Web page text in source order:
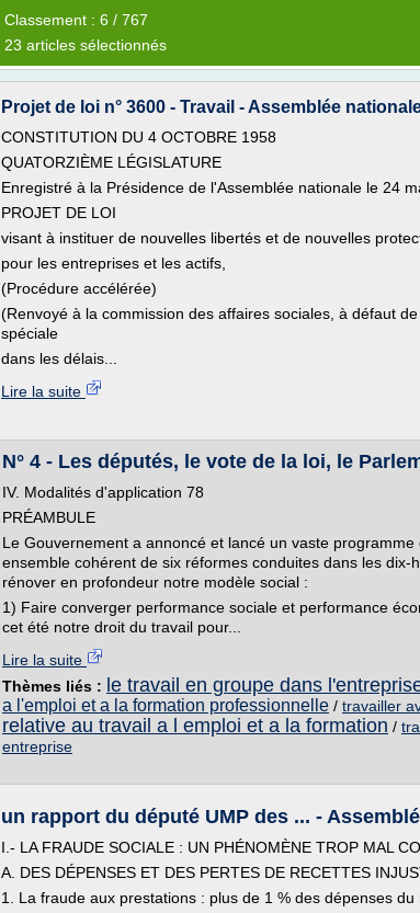
Classement : 6 / 767
23 articles sélectionnés
Projet de loi n° 3600 - Travail - Assemblée
CONSTITUTION DU 4 OCTOBRE 1958
QUATORZIÈME LÉGISLATURE
Enregistré à la Présidence de l'Assemblée nationale le 24
PROJET DE LOI
visant à instituer de nouvelles libertés et de nouvelles
pour les entreprises et les actifs,
(Procédure accélérée)
(Renvoyé à la commission des affaires sociales, à défaut
spéciale
dans les délais...
Lire la suite
N° 4 - Les députés, le vote de la loi, le
IV. Modalités d'application 78
PRÉAMBULE
Le Gouvernement a annoncé et lancé un vaste
ensemble cohérent de six réformes conduites dans les dix-
rénover en profondeur notre modèle social :
1) Faire converger performance sociale et performance
cet été notre droit du travail pour...
Lire la suite
Thèmes liés : le travail en groupe dans
a l'emploi et a la formation professionnelle / travailler
relative au travail a l emploi et a la formation /
entreprise
un rapport du député UMP des ... -
I.- LA FRAUDE SOCIALE : UN PHÉNOMÈNE TROP MAL
A. DES DÉPENSES ET DES PERTES DE RECETTES
1. La fraude aux prestations : plus de 1 % des dépenses